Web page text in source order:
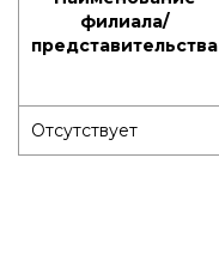
филиала/
представительства
Отсутствует